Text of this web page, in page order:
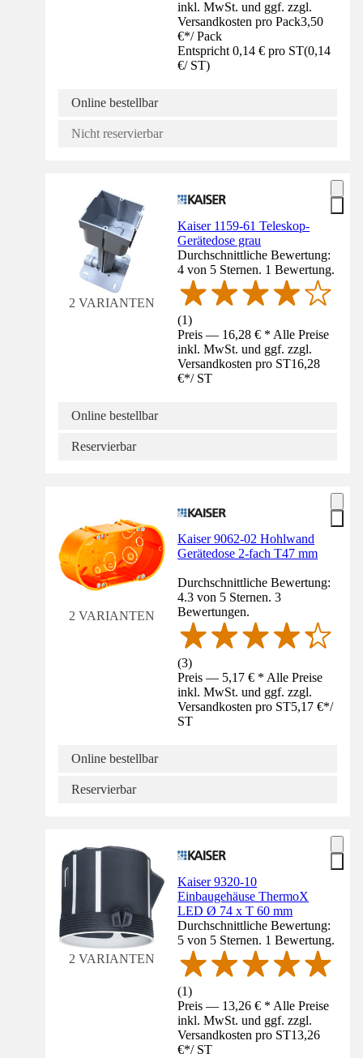
inkl. MwSt. und ggf. zzgl.
Versandkosten pro Pack3,50
€*/ Pack
Entspricht 0,14 € pro ST(0,14
€/ ST)
Online bestellbar
Nicht reservierbar
2 VARIANTEN
Kaiser 1159-61 Teleskop-
Gerätedose grau
Durchschnittliche Bewertung:
4 von 5 Sternen. 1 Bewertung.
(1)
Preis — 16,28 € * Alle Preise
inkl. MwSt. und ggf. zzgl.
Versandkosten pro ST16,28
€*/ ST
Online bestellbar
Reservierbar
2 VARIANTEN
Kaiser 9062-02 Hohlwand
Gerätedose 2-fach T47 mm
Durchschnittliche Bewertung:
4.3 von 5 Sternen. 3
Bewertungen.
(3)
Preis — 5,17 € * Alle Preise
inkl. MwSt. und ggf. zzgl.
Versandkosten pro ST5,17 €*/
ST
Online bestellbar
Reservierbar
2 VARIANTEN
Kaiser 9320-10
Einbaugehäuse ThermoX
LED Ø 74 x T 60 mm
Durchschnittliche Bewertung:
5 von 5 Sternen. 1 Bewertung.
(1)
Preis — 13,26 € * Alle Preise
inkl. MwSt. und ggf. zzgl.
Versandkosten pro ST13,26
€*/ ST